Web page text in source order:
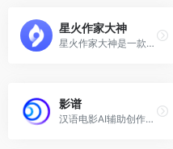
星火作家大神
星火作家大神是一款面向作家的AI写作工具
影谱
汉语电影AI辅助创作平台